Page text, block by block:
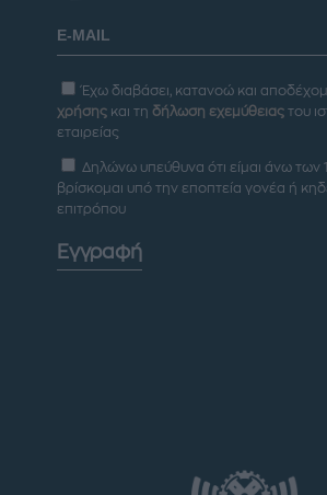
Έχω διαβάσει, κατανοώ και
χρήσης και τη δήλωση εχεμύθειας του
εταιρείας
Δηλώνω υπεύθυνα ότι είμαι άνω των
βρίσκομαι υπό την εποπτεία γονέα ή
επιτρόπου
Εγγραφή